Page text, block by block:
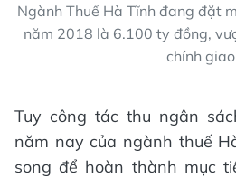
Ngành Thuế Hà Tĩnh đang đặt
năm 2018 là 6.100 ty đồng,
chính
Tuy công tác thu ngân
năm nay của ngành thuế
song để hoàn thành mục